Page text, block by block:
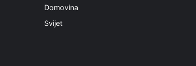
Domovina
Svijet